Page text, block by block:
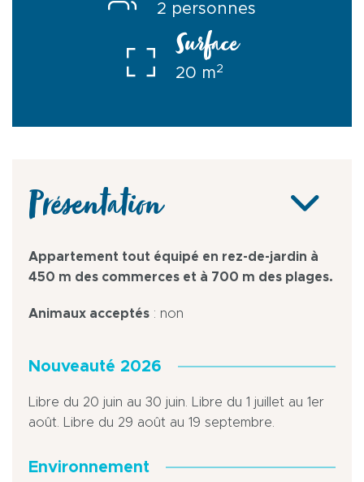
2 personnes
Surface
20 m2
Présentation
Appartement tout équipé en rez-de-jardin à
450 m des commerces et à 700 m des plages.
Animaux acceptés : non
Nouveauté 2026
Libre du 20 juin au 30 juin. Libre du 1 juillet au 1er
août. Libre du 29 août au 19 septembre.
Environnement